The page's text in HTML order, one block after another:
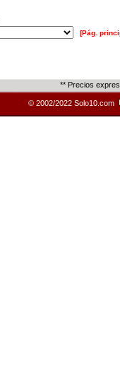
[Pág.
** Precios
© 2002/2022 Solo10.com